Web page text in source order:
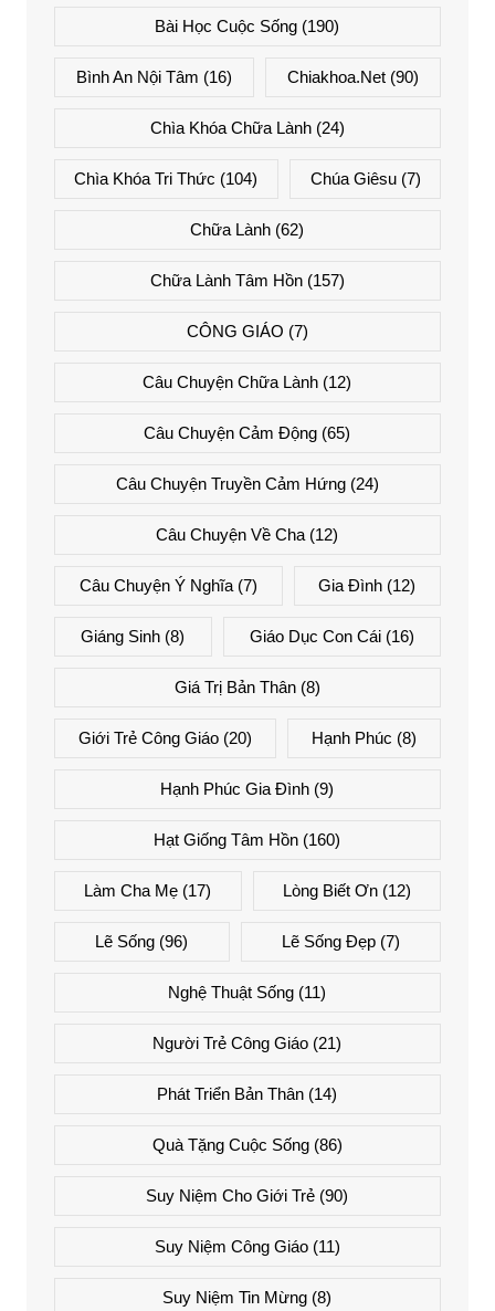
Bài Học Cuộc Sống (190)
Bình An Nội Tâm (16) Chiakhoa.net (90)
Chìa Khóa Chữa Lành(24)
Chìa Khóa Tri Thức (104) Chúa Giêsu(7)
Chữa Lành (62)
Chữa Lành Tâm Hồn(157)
CÔNG GIÁO (7)
Câu Chuyện Chữa Lành (12)
Câu Chuyện Cảm Động (65)
Câu Chuyện Truyền Cảm Hứng(24)
Câu Chuyện Về Cha (12)
Câu Chuyện Ý Nghĩa(7) Gia Đình (12)
Giáng Sinh (8) Giáo Dục Con Cái(16)
Giá Trị Bản Thân(8)
Giới Trẻ Công Giáo(20) Hạnh Phúc (8)
Hạnh Phúc Gia Đình (9)
Hạt Giống Tâm Hồn (160)
Làm Cha Mẹ (17) Lòng Biết Ơn(12)
Lẽ Sống (96) Lẽ Sống Đẹp(7)
Nghệ Thuật Sống (11)
Người Trẻ Công Giáo (21)
Phát Triển Bản Thân (14)
Quà Tặng Cuộc Sống(86)
Suy Niệm Cho Giới Trẻ (90)
Suy Niệm Công Giáo(11)
Suy Niệm Tin Mừng (8)